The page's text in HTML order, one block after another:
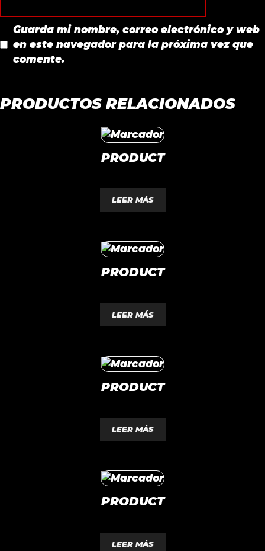
Guarda mi nombre, correo electrónico y web
en este navegador para la próxima vez que
comente.
PRODUCTOS RELACIONADOS
PRODUCT
0
d
e
5
LEER MÁS
PRODUCT
0
d
e
5
LEER MÁS
PRODUCT
0
d
e
5
LEER MÁS
PRODUCT
0
d
LEER MÁS